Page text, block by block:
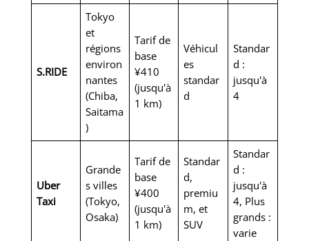
S.RIDE
Tokyo
et
régions
environ
nantes
(Chiba,
Saitama
)
Tarif de
base
¥410
(jusqu'à
1 km)
Véhicul
es
standar
d
Standar
d :
jusqu'à
4
Uber
Taxi
Grande
s villes
(Tokyo,
Osaka)
Tarif de
base
¥400
(jusqu'à
1 km)
Standar
d,
premiu
m, et
SUV
Standar
d :
jusqu'à
4, Plus
grands :
varie